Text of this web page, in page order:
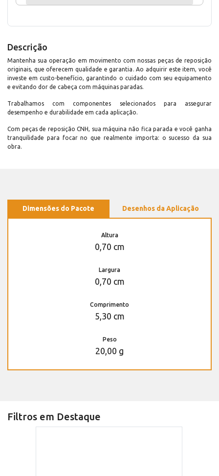
Descrição
Mantenha sua operação em movimento com nossas peças de reposição
originais, que oferecem qualidade e garantia. Ao adquirir este item, você
investe em custo-benefício, garantindo o cuidado com seu equipamento
e evitando dor de cabeça com máquinas paradas.
Trabalhamos com componentes selecionados para assegurar
desempenho e durabilidade em cada aplicação.
Com peças de reposição CNH, sua máquina não fica parada e você ganha
tranquilidade para focar no que realmente importa: o sucesso da sua
obra.
Dimensões do Pacote Desenhos da Aplicação
Altura
0,70 cm
Largura
0,70 cm
Comprimento
5,30 cm
Peso
20,00 g
Filtros em Destaque